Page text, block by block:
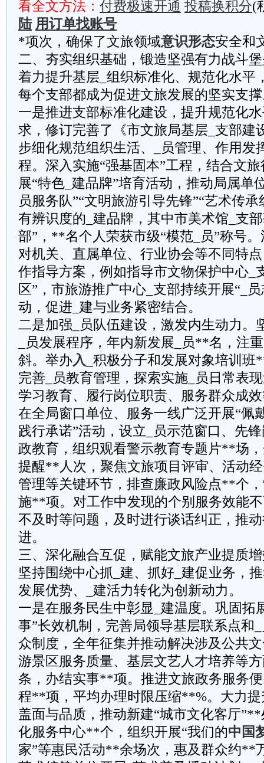
看全文方法： 付费极速开通 投稿换积分(
陆 用订单找账号
*项次，确保了文旅领域意识形态安全和
二、夯实组织基础，锻造坚强有力战斗
着力提升基层_组织标准化、规范化水平
每个支部都成为促进文旅发展的坚实支
一是推进支部标准化建设，提升规范化
求，修订完善了《市文旅局基层_支部建
步细化规范组织生活、_员管理、作用发
程。深入实施“强基固本”工程，结合文
展“特色_建品牌”培育活动，推动局属单
员服务队”“文明旅游引导先锋”“艺术传
有辨识度的_建品牌，其中市美术馆_支
部”，**名个人荣获市级“模范_员”称号
对机关、直属单位、行业协会等不同特
作指导方案，例如指导市文物保护中心_
区”，市旅游推广中心_支部持续开展“_
动，促进_建与业务紧密结合。
二是加强_员队伍建设，激发内生动力。
_员发展程序，年内新发展_员**名，注
斜。举办入_ 积极分子和发展对象培训
完善_员教育管理，探索实施_员日常表
学习教育、履行岗位职责、服务群众成
在全局窗口单位、服务一线广泛开展“佩
践行承诺”活动，设立_员示范窗口、先
政教育，组织观看警示教育专题片**场
提醒**人次，聚焦文旅项目评审、活动
管理等关键环节，排查廉政风险点**个
施**项。对工作中发现的个别服务效能
不及时等问题，及时进行谈话纠正，推
进。
三、深化融合互促，赋能文旅产业提质
坚持围绕中心抓_建、抓好_建促业务，
发展优势、_建活力转化为创新动力。
一是在服务民生中彰显_建温度。巩固拓
事”长效机制，完善局领导基层联系点和
众制度，全年征集并推动解决涉及公共
游景区服务质量、基层文艺人才培养等
条，办结实事**项。推进文旅政务服务
程**项，平均办理时限压缩**%。大力
盖面与品质，推动新建“城市文化客厅
化服务中心**个，组织开展“我们的中国
家”等惠民活动**余场次，惠及群众约**